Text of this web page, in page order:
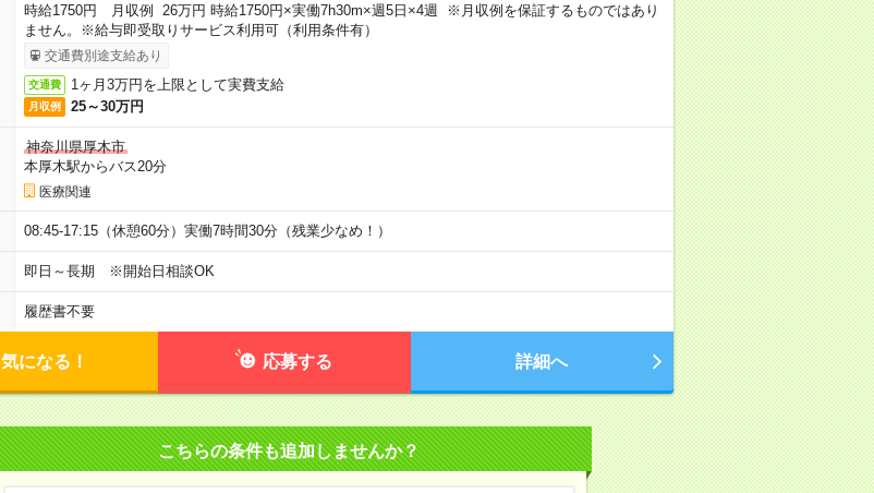
時給1750円 月収例 26万円 時給1750円×実働7h30m×週5日×4週 ※月収例を保証するものではあり
ません。※給与即受取りサービス利用可（利用条件有）
交通費別途支給あり
交通費 1ヶ月3万円を上限として実費支給
月収例 25～30万円
神奈川県厚木市
本厚木駅からバス20分
医療関連
08:45-17:15（休憩60分）実働7時間30分（残業少なめ！）
即日～長期 ※開始日相談OK
履歴書不要
気になる！ 応募する 詳細へ
こちらの条件も追加しませんか？